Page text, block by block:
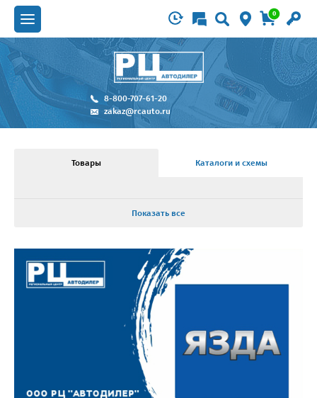
0
8-800-707-61-20
zakaz@rcauto.ru
Товары Каталоги и схемы
Показать все